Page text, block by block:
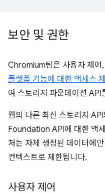
보안 및 권한
Chromium팀은 사용자 제어
플랫폼 기능에 대한 액세스
여 스토리지 파운데이션 API
웹의 다른 최신 스토리지
Foundation API에 대한 액
처는 자체 생성된 데이터에
컨텍스트로 제한됩니다.
사용자 제어